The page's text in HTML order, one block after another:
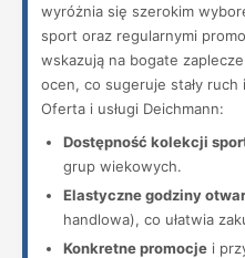
wyróżnia się szerokim
sport oraz regularnymi
wskazują na bogate
ocen, co sugeruje stały ruch
Oferta i usługi Deichmann:
Dostępność kolekcji
grup wiekowych.
Elastyczne godziny
handlowa), co ułatwia
Konkretne promocje i